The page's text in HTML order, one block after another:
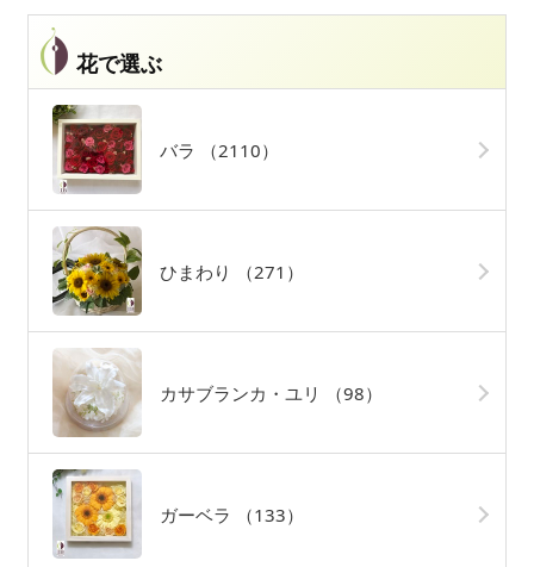
花で選ぶ
バラ （2110）
ひまわり （271）
カサブランカ・ユリ （98）
ガーベラ （133）